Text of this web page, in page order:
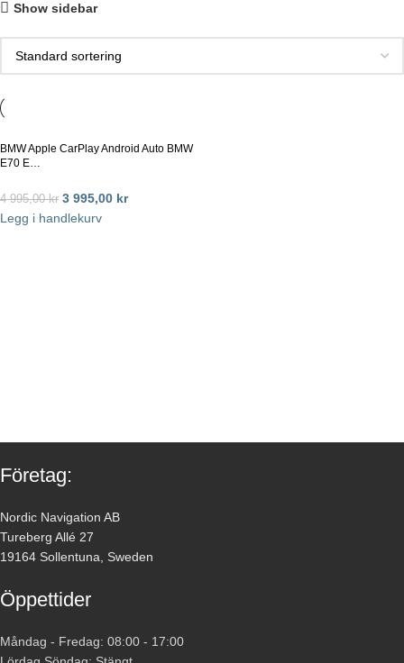
Show sidebar
BMW Apple CarPlay Android Auto BMW
E70 E…
4 995,00kr 3 995,00 kr
Legg i handlekurv
Företag:
Nordic Navigation AB
Tureberg Allé 27
19164 Sollentuna, Sweden
Öppettider
Måndag - Fredag: 08:00 - 17:00